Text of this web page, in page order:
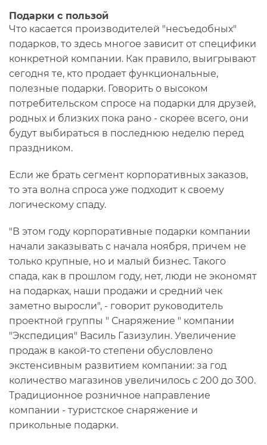
Подарки с пользой
Что касается производителей "несъедобных"
подарков, то здесь многое зависит от специфики
конкретной компании. Как правило, выигрывают
сегодня те, кто продает функциональные,
полезные подарки. Говорить о высоком
потребительском спросе на подарки для друзей,
родных и близких пока рано - скорее всего, они
будут выбираться в последнюю неделю перед
праздником.
Если же брать сегмент корпоративных заказов,
то эта волна спроса уже подходит к своему
логическому спаду.
"В этом году корпоративные подарки компании
начали заказывать с начала ноября, причем не
только крупные, но и малый бизнес. Такого
спада, как в прошлом году, нет, люди не экономят
на подарках, наши продажи и средний чек
заметно выросли", - говорит руководитель
проектной группы " Снаряжение " компании
"Экспедиция" Василь Газизулин. Увеличение
продаж в какой-то степени обусловлено
экстенсивным развитием компании: за год
количество магазинов увеличилось с 200 до 300.
Традиционное розничное направление
компании - туристское снаряжение и
прикольные подарки.